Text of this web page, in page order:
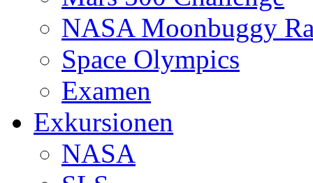
NASA Moonbuggy
Space Olympics
Examen
Exkursionen
NASA